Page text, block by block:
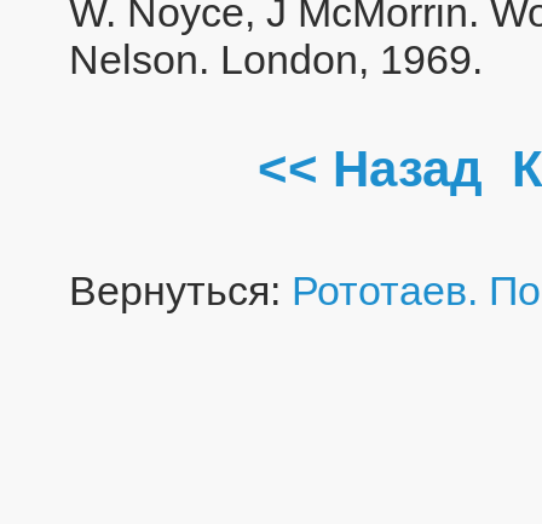
W. Noyce, J McMorrin.
Nelson. London, 1969.
<< Назад
Вернуться: Рототаев.